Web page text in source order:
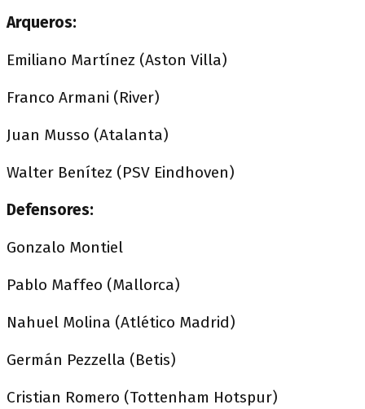
Arqueros:
Emiliano Martínez (Aston Villa)
Franco Armani (River)
Juan Musso (Atalanta)
Walter Benítez (PSV Eindhoven)
Defensores:
Gonzalo Montiel
Pablo Maffeo (Mallorca)
Nahuel Molina (Atlético Madrid)
Germán Pezzella (Betis)
Cristian Romero (Tottenham Hotspur)